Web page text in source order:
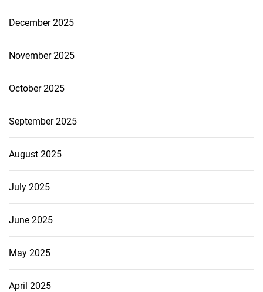
December 2025
November 2025
October 2025
September 2025
August 2025
July 2025
June 2025
May 2025
April 2025